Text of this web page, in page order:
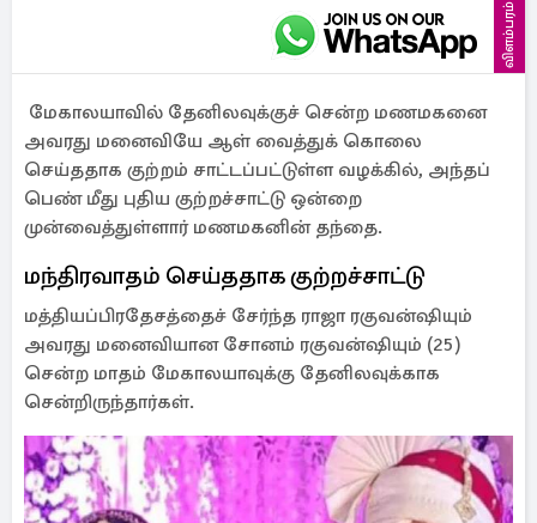
விளம்பரம்
மேகாலயாவில் தேனிலவுக்குச் சென்ற மணமகனை
அவரது மனைவியே ஆள் வைத்துக் கொலை
செய்ததாக குற்றம் சாட்டப்பட்டுள்ள வழக்கில், அந்தப்
பெண் மீது புதிய குற்றச்சாட்டு ஒன்றை
முன்வைத்துள்ளார் மணமகனின் தந்தை.
மந்திரவாதம் செய்ததாக குற்றச்சாட்டு
மத்தியப்பிரதேசத்தைச் சேர்ந்த ராஜா ரகுவன்ஷியும்
அவரது மனைவியான சோனம் ரகுவன்ஷியும் (25)
சென்ற மாதம் மேகாலயாவுக்கு தேனிலவுக்காக
சென்றிருந்தார்கள்.